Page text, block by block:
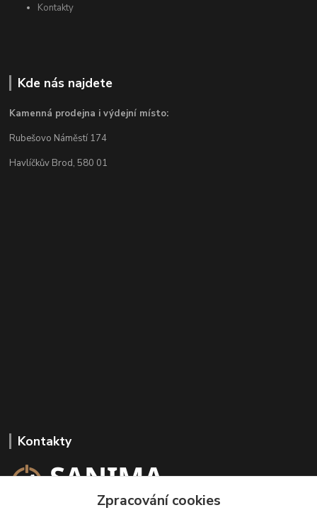
Kontakty
Kde nás najdete
Kamenná prodejna i výdejní místo:
Rubešovo Náměstí 174
Havlíčkův Brod, 580 01
Kontakty
Zpracování cookies